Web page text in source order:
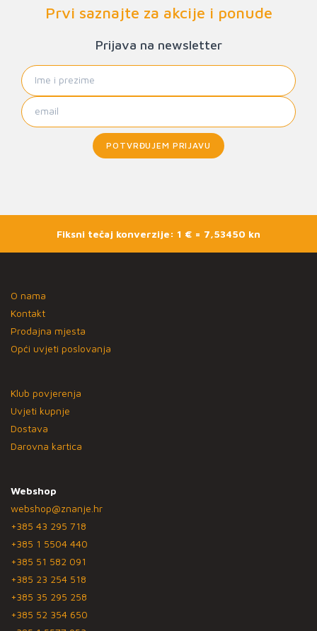
Prvi saznajte za akcije i ponude
Prijava na newsletter
POTVRĐUJEM PRIJAVU
Fiksni tečaj konverzije: 1 € = 7,53450 kn
O nama
Kontakt
Prodajna mjesta
Opći uvjeti poslovanja
Klub povjerenja
Uvjeti kupnje
Dostava
Darovna kartica
Webshop
webshop@znanje.hr
+385 43 295 718
+385 1 5504 440
+385 51 582 091
+385 23 254 518
+385 35 295 258
+385 52 354 650